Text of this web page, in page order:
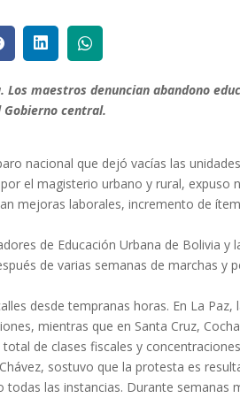
maestros denuncian abandono
central.
nacional que dejó vacías las
el magisterio urbano y rural, expuso
mejoras laborales, incremento de
de Educación Urbana de Bolivia y
de varias semanas de marchas y
desde tempranas horas. En La Paz,
mientras que en Santa Cruz,
de clases fiscales y
sostuvo que la protesta es
las instancias. Durante semanas